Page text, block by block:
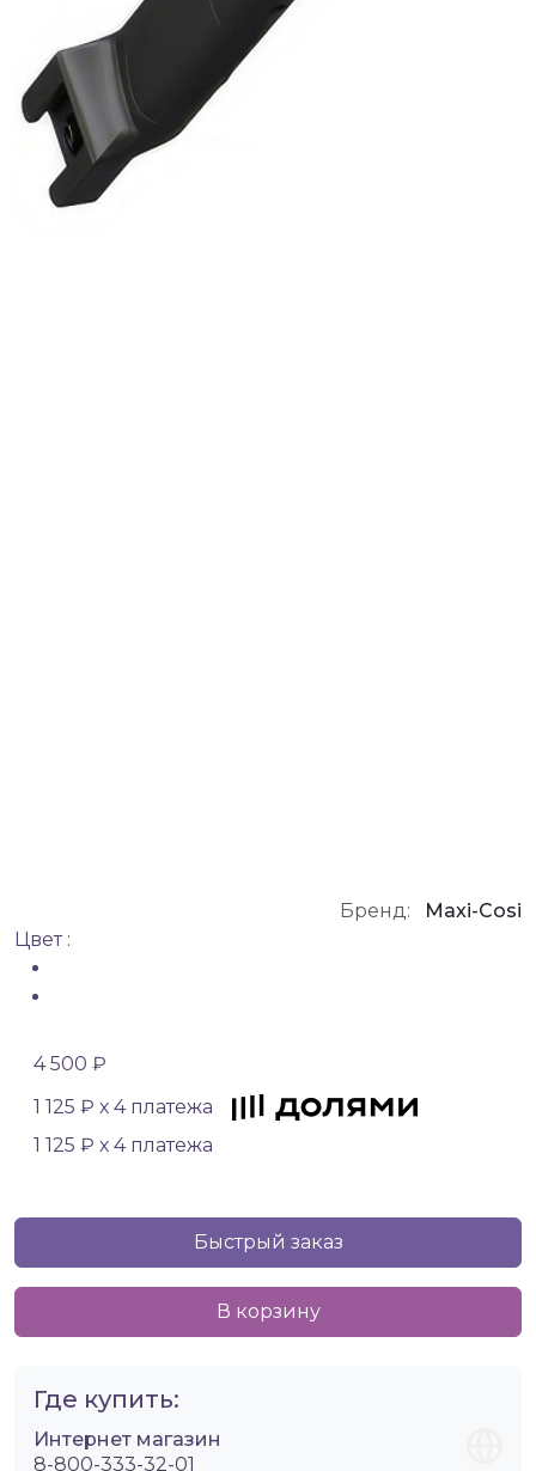
Бренд:
Maxi-Cosi
Цвет :
4 500 ₽
1 125 ₽ х 4 платежа
1 125 ₽ х 4 платежа
Быстрый заказ
В корзину
Где купить:
Интернет магазин
8-800-333-32-01